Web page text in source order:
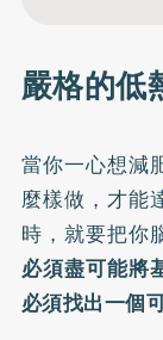
嚴格的低
當你一心想減
麼樣做，才能
時，就要把你
必須盡可能將
必須找出一個